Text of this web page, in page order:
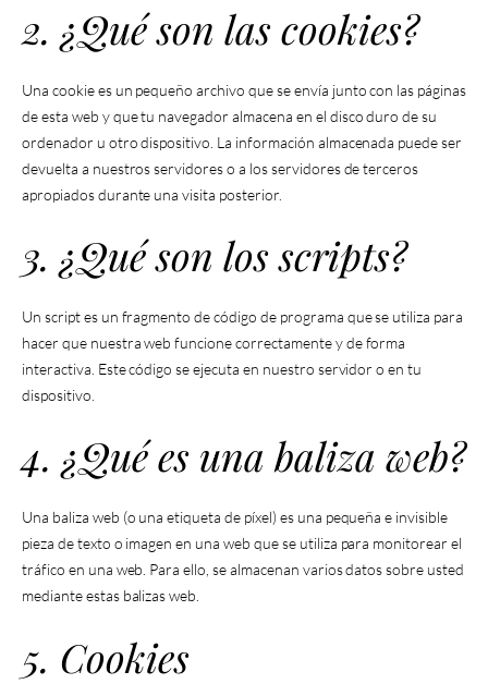
2. ¿Qué son las cookies?
Una cookie es un pequeño archivo que se envía junto con las páginas
de esta web y que tu navegador almacena en el disco duro de su
ordenador u otro dispositivo. La información almacenada puede ser
devuelta a nuestros servidores o a los servidores de terceros
apropiados durante una visita posterior.
3. ¿Qué son los scripts?
Un script es un fragmento de código de programa que se utiliza para
hacer que nuestra web funcione correctamente y de forma
interactiva. Este código se ejecuta en nuestro servidor o en tu
dispositivo.
4. ¿Qué es una baliza web?
Una baliza web (o una etiqueta de píxel) es una pequeña e invisible
pieza de texto o imagen en una web que se utiliza para monitorear el
tráfico en una web. Para ello, se almacenan varios datos sobre usted
mediante estas balizas web.
5. Cookies